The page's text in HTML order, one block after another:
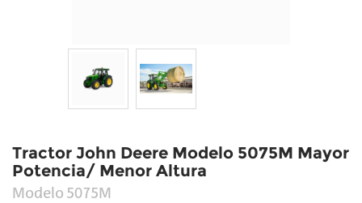
Tractor John Deere Modelo 5075M Mayor
Potencia/ Menor Altura
Modelo 5075M